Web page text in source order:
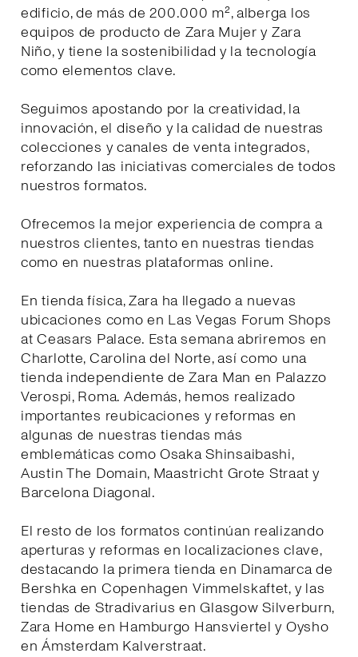
edificio, de más de 200.000 m², alberga los
equipos de producto de Zara Mujer y Zara
Niño, y tiene la sostenibilidad y la tecnología
como elementos clave.
Seguimos apostando por la creatividad, la
innovación, el diseño y la calidad de nuestras
colecciones y canales de venta integrados,
reforzando las iniciativas comerciales de todos
nuestros formatos.
Ofrecemos la mejor experiencia de compra a
nuestros clientes, tanto en nuestras tiendas
como en nuestras plataformas online.
En tienda física, Zara ha llegado a nuevas
ubicaciones como en Las Vegas Forum Shops
at Ceasars Palace. Esta semana abriremos en
Charlotte, Carolina del Norte, así como una
tienda independiente de Zara Man en Palazzo
Verospi, Roma. Además, hemos realizado
importantes reubicaciones y reformas en
algunas de nuestras tiendas más
emblemáticas como Osaka Shinsaibashi,
Austin The Domain, Maastricht Grote Straat y
Barcelona Diagonal.
El resto de los formatos continúan realizando
aperturas y reformas en localizaciones clave,
destacando la primera tienda en Dinamarca de
Bershka en Copenhagen Vimmelskaftet, y las
tiendas de Stradivarius en Glasgow Silverburn,
Zara Home en Hamburgo Hansviertel y Oysho
en Ámsterdam Kalverstraat.